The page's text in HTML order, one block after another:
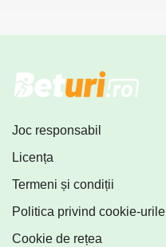
Joc responsabil
Licența
Termeni și condiții
Politica privind cookie-urile
Cookie de rețea